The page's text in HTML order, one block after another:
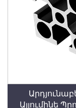
Ալյումինե